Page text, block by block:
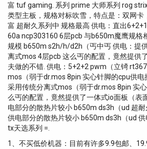
富 tuf gaming. 系列 prime 大师系列 rog
类型主板，规格对标吹雪，特点是：双网
富 超耐久系列中 规格最高 供电：直出
60a ncp303160 6层pcb 与b650m魔鹰规格
规模 b650m s2h/h/d2h（丐中丐 供电：提
离式mos 4层pcb 这么丐的配置，竟然提供
夫做的不错. 供电：5+2+2 pwm（立锜
mos（弱于dr.mos 8pin 实心针脚的cpu供电
采用传统分离式mos（弱于dr.mos 8pin 实
么丐的配置，竟然提供了一体式io面板（表
电部分的散热片较小 b650m ds3h（ud 超
供电部分的散热片较小 b650m ds3h（ud
tx天选系列 =.
1、不买低价机器：目前有许多9.9包邮、